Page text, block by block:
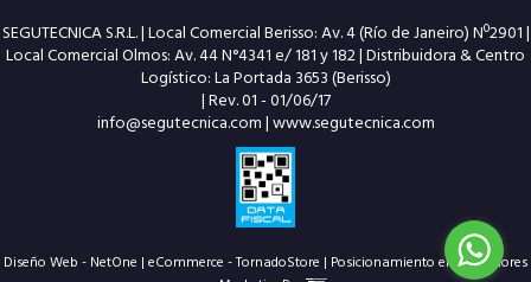
SEGUTECNICA S.R.L. | Local Comercial Berisso: Av. 4 (Río de Janeiro) Nº2901 |
Local Comercial Olmos: Av. 44 N°4341 e/ 181 y 182 | Distribuidora & Centro
Logístico: La Portada 3653 (Berisso)
| Rev. 01 - 01/06/17
info@segutecnica.com|www.segutecnica.com
Diseño Web - NetOne | eCommerce - TornadoStore | Posicionamiento en Buscadores